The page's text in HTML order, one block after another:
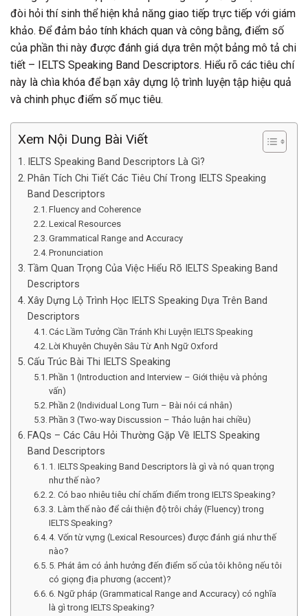
đòi hỏi thí sinh thể hiện khả năng giao tiếp trực tiếp với giám
khảo. Để đảm bảo tính khách quan và công bằng, điểm số
của phần thi này được đánh giá dựa trên một bảng mô tả chi
tiết – IELTS Speaking Band Descriptors. Hiểu rõ các tiêu chí
này là chìa khóa để bạn xây dựng lộ trình luyện tập hiệu quả
và chinh phục điểm số mục tiêu.
Xem Nội Dung Bài Viết
IELTS Speaking Band Descriptors Là Gì?
Phân Tích Chi Tiết Các Tiêu Chí Trong IELTS Speaking
Band Descriptors
Fluency and Coherence
Lexical Resources
Grammatical Range and Accuracy
Pronunciation
Tầm Quan Trọng Của Việc Hiểu Rõ IELTS Speaking Band
Descriptors
Xây Dựng Lộ Trình Học IELTS Speaking Dựa Trên Band
Descriptors
Các Lầm Tưởng Cần Tránh Khi Luyện IELTS Speaking
Lời Khuyên Chuyên Sâu Từ Anh Ngữ Oxford
Cấu Trúc Bài Thi IELTS Speaking
Phần 1 (Introduction and Interview – Giới thiệu và phỏng
vấn)
Phần 2 (Individual Long Turn – Bài nói cá nhân)
Phần 3 (Two-way Discussion – Thảo luận hai chiều)
FAQs – Các Câu Hỏi Thường Gặp Về IELTS Speaking
Band Descriptors
1. IELTS Speaking Band Descriptors là gì và nó quan trọng
như thế nào?
2. Có bao nhiêu tiêu chí chấm điểm trong IELTS Speaking?
3. Làm thế nào để cải thiện độ trôi chảy (Fluency) trong
IELTS Speaking?
4. Vốn từ vựng (Lexical Resources) được đánh giá như thế
nào?
5. Phát âm có ảnh hưởng đến điểm số của tôi không nếu tôi
có giọng địa phương (accent)?
6. Ngữ pháp (Grammatical Range and Accuracy) có nghĩa
là gì trong IELTS Speaking?